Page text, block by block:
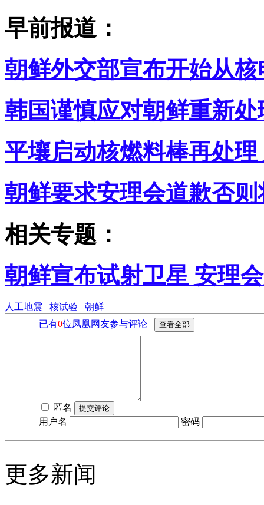
早前报道：
朝鲜外交部宣布开始从
韩国谨慎应对朝鲜重新
平壤启动核燃料棒再处
朝鲜要求安理会道歉否
相关专题：
朝鲜宣布试射卫星 安理
人工地震 核试验
朝鲜
已有0位凤凰网友参与评论
匿名
用户名
密码
更多新闻